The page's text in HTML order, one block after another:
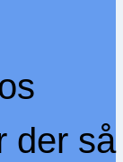
der så